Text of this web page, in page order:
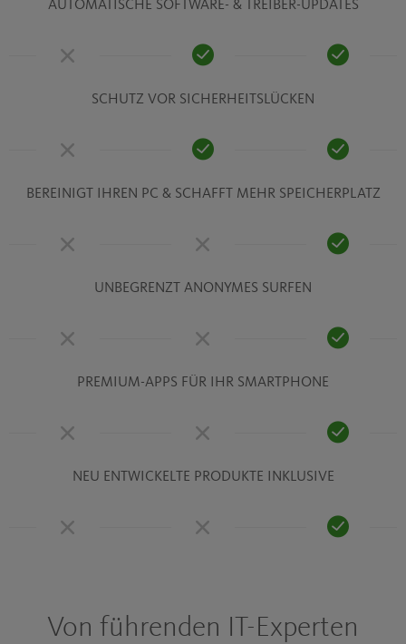
AUTOMATISCHE SOFTWARE- & TREIBER-UPDATES
SCHUTZ VOR SICHERHEITSLÜCKEN
BEREINIGT IHREN PC & SCHAFFT MEHR SPEICHERPLATZ
UNBEGRENZT ANONYMES SURFEN
PREMIUM-APPS FÜR IHR SMARTPHONE
NEU ENTWICKELTE PRODUKTE INKLUSIVE
Von führenden IT-Experten